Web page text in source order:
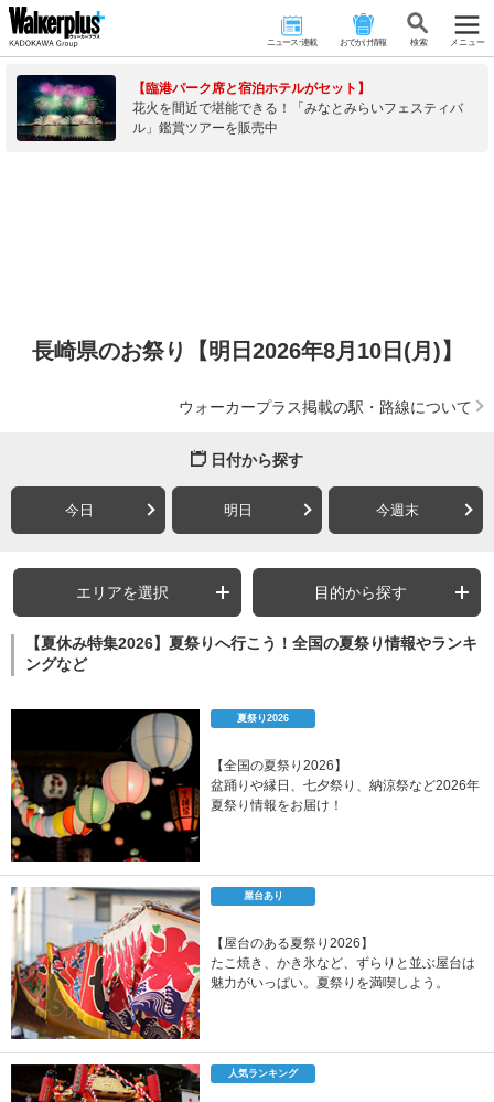
ニュース･連載 おでかけ情報 検 索 メニュー
【臨港パーク席と宿泊ホテルがセット】
花火を間近で堪能できる！「みなとみらいフェスティバ
ル」鑑賞ツアーを販売中
長崎県のお祭り【明日2026年8月10日(月)】
ウォーカープラス掲載の駅・路線について
日付から探す
今日 明日 今週末
エリアを選択 目的から探す
【夏休み特集2026】夏祭りへ行こう！全国の夏祭り情報やランキ
ングなど
夏祭り2026
【全国の夏祭り2026】
盆踊りや縁日、七夕祭り、納涼祭など2026年
夏祭り情報をお届け！
屋台あり
【屋台のある夏祭り2026】
たこ焼き、かき氷など、ずらりと並ぶ屋台は
魅力がいっぱい。夏祭りを満喫しよう。
人気ランキング